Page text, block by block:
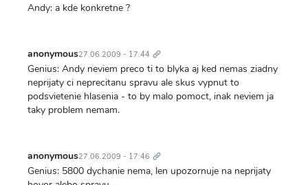
Andy: a kde konkretne ?
anonymous27.06.2009 - 17:44 odkaz
Genius: Andy neviem preco ti to blyka aj ked nemas ziadny
neprijaty ci neprecitanu spravu ale skus vypnut to
podsvietenie hlasenia - to by malo pomoct, inak neviem ja
taky problem nemam.
anonymous27.06.2009 - 17:46 odkaz
Genius: 5800 dychanie nema, len upozornuje na neprijaty